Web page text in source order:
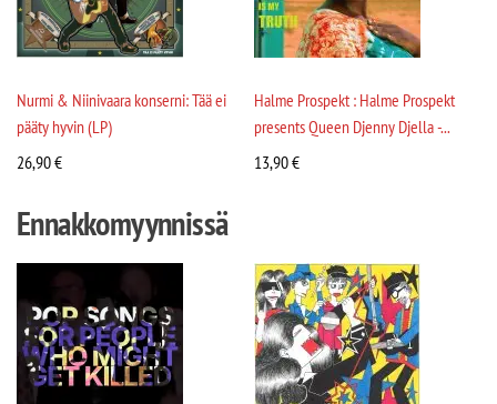
Nurmi & Niinivaara konserni: Tää ei
pääty hyvin (LP)
26,90€
Halme Prospekt : Halme Prospekt
presents Queen Djenny Djella -...
13,90€
Ennakkomyynnissä